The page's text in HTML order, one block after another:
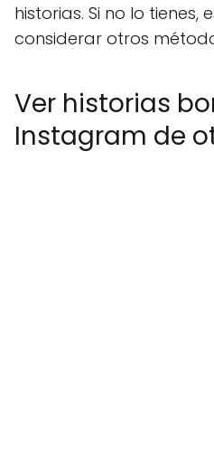
historias. Si no lo
considerar otros
Ver historias
Instagram de